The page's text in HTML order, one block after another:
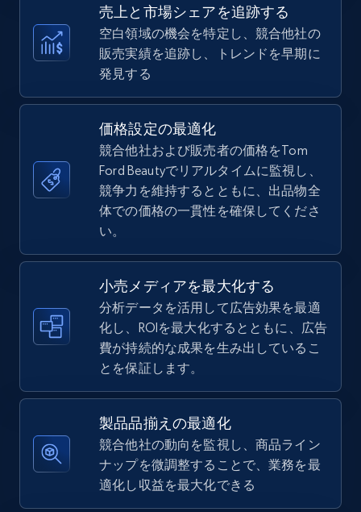
5.6K+ 今すぐ始める
TikTok Shop
URL, Title, Available, Description, Currency, Initial
price, Final price, Discount percent, and more.
5.4K+ 668+ 今すぐ始める
URL, Title, Available, Description, Currency, Initial
price, Final price, Discount percent, and more.
668+ 今すぐ始める
TikTok Shop - Collect TikTok shop products
by keywords search
URL, Title, Available, Description, Currency, Initial
price, Final price, Discount percent, and more.
売上と市場シェアを追跡する
空白領域の機会を特定し、競合他社の
販売実績を追跡し、トレンドを早期に
発見する
価格設定の最適化
競合他社および販売者の価格をTom
Ford Beautyでリアルタイムに監視し、
競争力を維持するとともに、出品物全
体での価格の一貫性を確保してくださ
い。
小売メディアを最大化する
分析データを活用して広告効果を最適
化し、ROIを最大化するとともに、広告
費が持続的な成果を生み出しているこ
とを保証します。
製品品揃えの最適化
競合他社の動向を監視し、商品ライン
ナップを微調整することで、業務を最
適化し収益を最大化できる